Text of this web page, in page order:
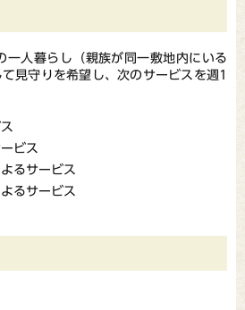
人暮らし（親族が同一敷地内にいる
見守りを希望し、次のサービスを週1
ビス
るサービス
るサービス